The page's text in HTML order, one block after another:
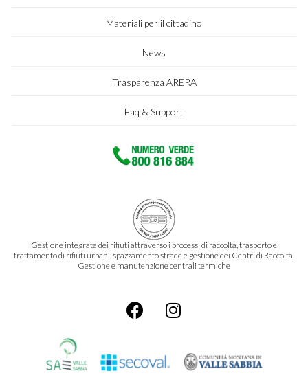
Materiali per il cittadino
News
Trasparenza ARERA
Faq & Support
Gestione integrata dei rifiuti attraverso i processi di raccolta, trasporto e
trattamento di rifiuti urbani, spazzamento strade e gestione dei Centri di Raccolta.
Gestione e manutenzione centrali termiche